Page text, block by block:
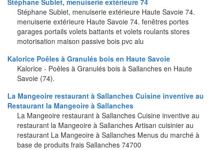
Stéphane Sublet, menuiserie extérieure 74
Stéphane Sublet, menuiserie extérieure Haute Savoie 74.
menuiserie extérieure Haute Savoie 74. fenêtres portes
garages portails volets battants et volets roulants stores
motorisation maison passive bois pvc alu
Kalorice Poêles à Granulés bois en Haute Savoie
Kalorice - Poêles à Granulés bois à Sallanches en Haute
Savoie (74).
La Mangeoire restaurant à Sallanches Cuisine inventive au
Restaurant la Mangeoire à Sallanches
La Mangeoire restaurant à Sallanches Cuisine inventive au
restaurant la Mangeoire à Sallanches Artisan cuisinier au
restaurant La Mangeoire à Sallanches Menus du marché à
base de produits frais Sallanches 74700